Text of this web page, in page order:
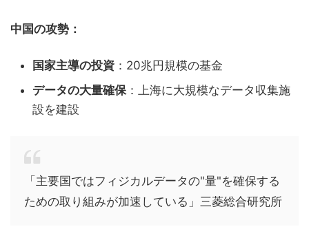
中国の攻勢：
国家主導の投資 ：20兆円規模の基金
データの大量確保：上海に大規模なデータ収集施
設を建設
「主要国ではフィジカルデータの"量"を確保する
ための取り組みが加速している」三菱総合研究所